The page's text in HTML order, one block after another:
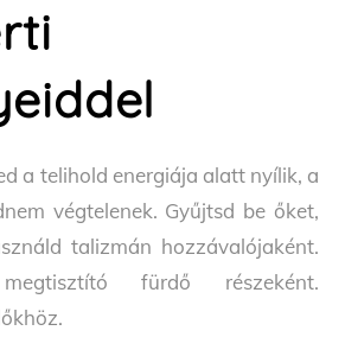
a telihold energiája alatt nyílik, a
végtelenek. Gyűjtsd be őket,
talizmán hozzávalójaként.
fürdő részeként.